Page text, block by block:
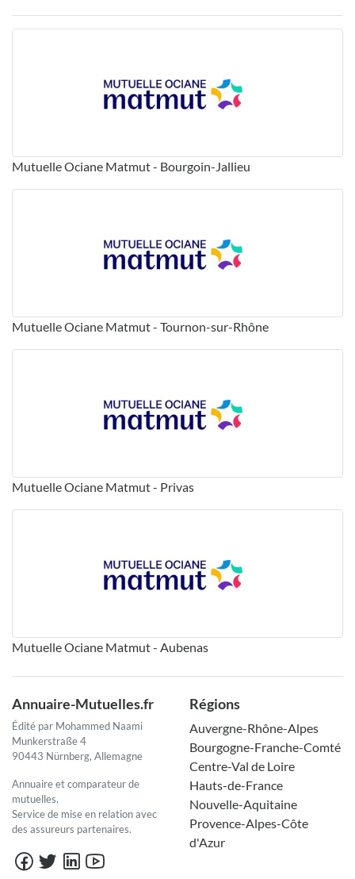
Mutuelle Ociane Matmut - Bourgoin-Jallieu
Mutuelle Ociane Matmut - Tournon-sur-Rhône
Mutuelle Ociane Matmut - Privas
Mutuelle Ociane Matmut - Aubenas
Annuaire-Mutuelles.fr
Édité par Mohammed Naami
Munkerstraße 4
90443 Nürnberg, Allemagne
Annuaire et comparateur de
mutuelles.
Service de mise en relation avec
des assureurs partenaires.
Régions
Auvergne-Rhône-Alpes
Bourgogne-Franche-Comté
Centre-Val de Loire
Hauts-de-France
Nouvelle-Aquitaine
Provence-Alpes-Côte
d'Azur